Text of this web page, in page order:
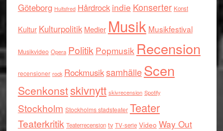
Göteborg Hultsfred Hårdrock indie Konserter Konst
Kultur Kulturpolitik Medier Musik Musikfestival
Musikvideo Opera Politik Popmusik Recension
recensioner rock RockmusiksamhälleScen
Scenkonstskivnytt skivrecension Spotify
Stockholm Stockholms stadsteater Teater
Teaterkritik Teaterrecension tv TV-serie Video Way Out